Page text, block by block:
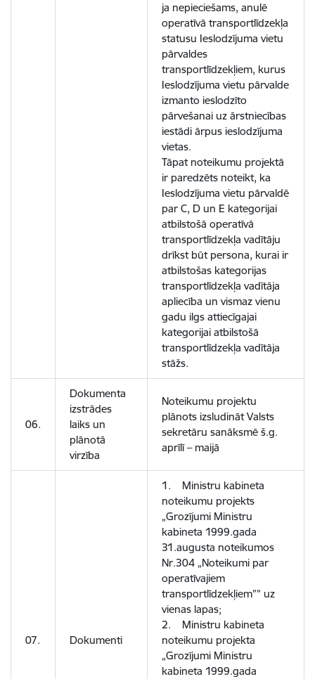
ja nepieciešams, anulē
operatīvā transportlīdzekļa
statusu Ieslodzījuma vietu
pārvaldes
transportlīdzekļiem, kurus
Ieslodzījuma vietu pārvalde
izmanto ieslodzīto
pārvešanai uz ārstniecības
iestādi ārpus ieslodzījuma
vietas.
Tāpat noteikumu projektā
ir paredzēts noteikt, ka
Ieslodzījuma vietu pārvaldē
par C, D un E kategorijai
atbilstošā operatīvā
transportlīdzekļa vadītāju
drīkst būt persona, kurai ir
atbilstošas kategorijas
transportlīdzekļa vadītāja
apliecība un vismaz vienu
gadu ilgs attiecīgajai
kategorijai atbilstošā
transportlīdzekļa vadītāja
stāžs.
06.
Dokumenta
izstrādes
laiks un
plānotā
virzība
Noteikumu projektu
plānots izsludināt Valsts
sekretāru sanāksmē š.g.
aprīlī – maijā
07. Dokumenti
1. Ministru kabineta
noteikumu projekts
„Grozījumi Ministru
kabineta 1999.gada
31.augusta noteikumos
Nr.304 „Noteikumi par
operatīvajiem
transportlīdzekļiem”” uz
vienas lapas;
2. Ministru kabineta
noteikumu projekta
„Grozījumi Ministru
kabineta 1999.gada